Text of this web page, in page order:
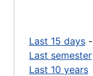
Last 15 days -
Last semester
Last 10 years